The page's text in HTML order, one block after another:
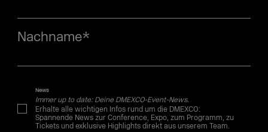
Nachname*
News
Immer up to date: Deine DMEXCO-Event-News.
Erhalte alle wichtigen Infos rund um die DMEXCO:
Spannende News zur Conference, Expo, zum Programm, zu
Tickets und exklusive Highlights direkt aus unserem Team.